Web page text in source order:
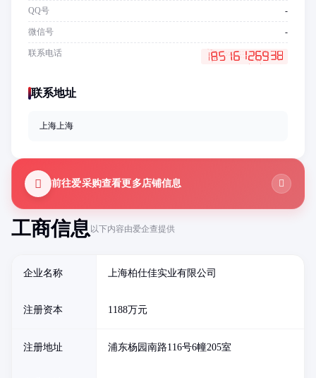
工商信息以下内容由爱企查提供
企业名称 上海柏仕佳实业有限公司
注册资本 1188万元
注册地址 浦东杨园南路116号6幢205室
QQ号 -
微信号 -
联系电话
联系地址
上海上海
前往爱采购查看更多店铺信息